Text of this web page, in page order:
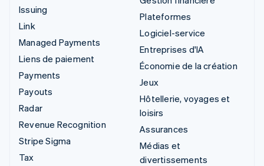
Issuing
Link
Managed Payments
Liens de paiement
Payments
Payouts
Radar
Revenue Recognition
Stripe Sigma
Tax
Plateformes
Logiciel-service
Entreprises d'IA
Économie de la création
Jeux
Hôtellerie, voyages et
loisirs
Assurances
Médias et
divertissements